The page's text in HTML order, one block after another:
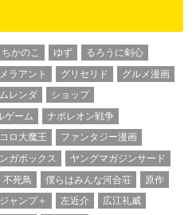
ちかのこ ゆず
るろうに剣心
ラアント グリセリド
グルメ漫画
レンダ
ショップ
ゲーム
ナポレオン戦争
ロ大魔王
ファンタジー漫画
ガボックス
ヤングマガジンサード
不死鳥 僕らはみんな河合荘
原作
ャンプ＋ 左近介
広江礼威